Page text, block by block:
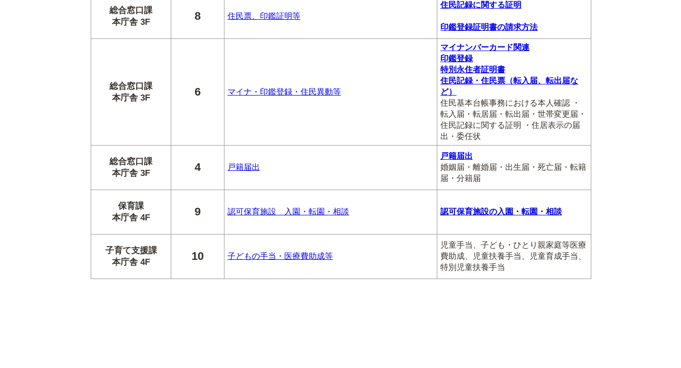
総合窓口課
本庁舎 3F
8 住民票、印鑑証明等
住民記録に関する証明
印鑑登録証明書の請求方法
総合窓口課
本庁舎 3F
6 マイナ・印鑑登録・住民異動等
マイナンバーカード関連
印鑑登録
特別永住者証明書
住民記録・住民票（転入届、転出届な
ど）
住民基本台帳事務における本人確認 ・
転入届・転居届・転出届・世帯変更届・
住民記録に関する証明 ・住居表示の届
出・委任状
総合窓口課
本庁舎 3F
4 戸籍届出
戸籍届出
婚姻届・離婚届・出生届・死亡届・転籍
届・分籍届
保育課
本庁舎 4F
9 認可保育施設 入園・転園・相談 認可保育施設の入園・転園・相談
子育て支援課
本庁舎 4F
10 子どもの手当・医療費助成等
児童手当、子ども・ひとり親家庭等医療
費助成、児童扶養手当、児童育成手当、
特別児童扶養手当